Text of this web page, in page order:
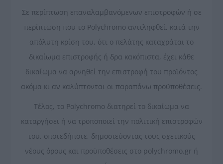
Σε περίπτωση επαναλαμβανόμενων επιστροφών ή σε
περίπτωση που το Polychromo αντιληφθεί, κατά την
απόλυτη κρίση του, ότι ο πελάτης καταχράται το
δικαίωμα επιστροφής ή δρα κακόπιστα, έχει κάθε
δικαίωμα να αρνηθεί την επιστροφή του προϊόντος
ακόμα κι αν καλύπτονται οι παραπάνω προϋποθέσεις.
Τέλος, το Polychromo διατηρεί το δικαίωμα να
καταργήσει ή να τροποποιεί την πολιτική επιστροφών
του, οποτεδήποτε, δημοσιεύοντας τους σχετικούς
νέους όρους και προϋποθέσεις στο polychromo.gr ή